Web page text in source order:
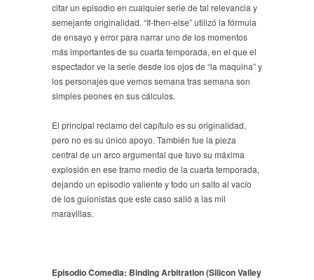
citar un episodio en cualquier serie de tal relevancia y
semejante originalidad. “If-then-else” utilizó la fórmula
de ensayo y error para narrar uno de los momentos
más importantes de su cuarta temporada, en el que el
espectador ve la serie desde los ojos de “la maquina” y
los personajes que vemos semana tras semana son
simples peones en sus cálculos.
El principal reclamo del capítulo es su originalidad,
pero no es su único apoyo. También fue la pieza
central de un arco argumental que tuvo su máxima
explosión en ese tramo medio de la cuarta temporada,
dejando un episodio valiente y todo un salto al vacío
de los guionistas que este caso salió a las mil
maravillas.
Episodio Comedia: Binding Arbitration (Silicon Valley